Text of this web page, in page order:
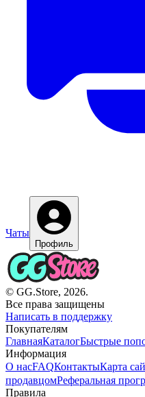
Чаты
Профиль
© GG.Store, 2026.
Все права защищены
Написать в поддержку
Покупателям
ГлавнаяКаталогБыстрые
Информация
О насFAQКонтактыКарта
продавцомРеферальная
Правила